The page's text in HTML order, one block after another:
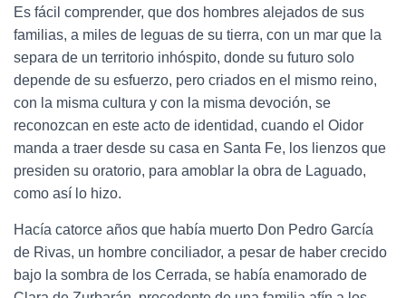
Es fácil comprender, que dos hombres alejados de sus
familias, a miles de leguas de su tierra, con un mar que la
separa de un territorio inhóspito, donde su futuro solo
depende de su esfuerzo, pero criados en el mismo reino,
con la misma cultura y con la misma devoción, se
reconozcan en este acto de identidad, cuando el Oidor
manda a traer desde su casa en Santa Fe, los lienzos que
presiden su oratorio, para amoblar la obra de Laguado,
como así lo hizo.
Hacía catorce años que había muerto Don Pedro García
de Rivas, un hombre conciliador, a pesar de haber crecido
bajo la sombra de los Cerrada, se había enamorado de